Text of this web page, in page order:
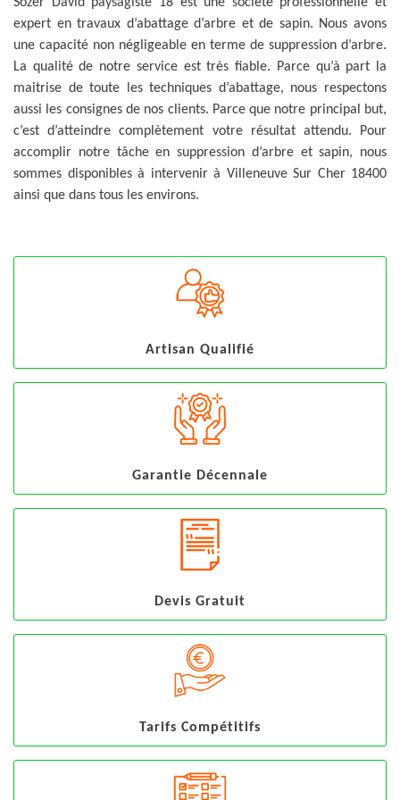
expert en travaux d’abattage d’arbre et de sapin. Nous avons
une capacité non négligeable en terme de suppression d’arbre.
La qualité de notre service est très fiable. Parce qu’à part la
maitrise de toute les techniques d’abattage, nous respectons
aussi les consignes de nos clients. Parce que notre principal but,
c’est d’atteindre complètement votre résultat attendu. Pour
accomplir notre tâche en suppression d’arbre et sapin, nous
sommes disponibles à intervenir à Villeneuve Sur Cher 18400
ainsi que dans tous les environs.
Artisan Qualifié
Garantie Décennale
Devis Gratuit
Tarifs Compétitifs